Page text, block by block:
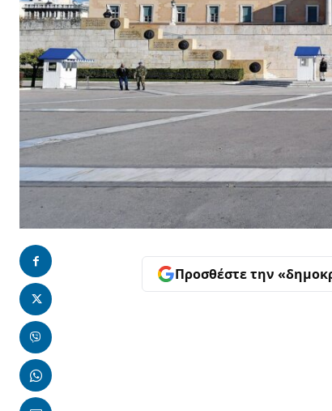
Προσθέστε την